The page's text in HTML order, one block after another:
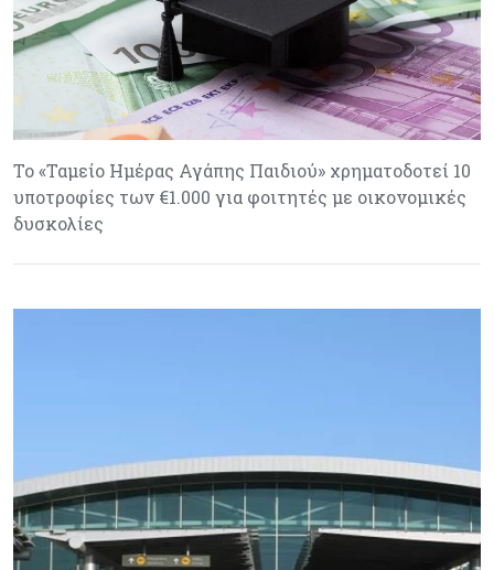
Το «Ταμείο Ημέρας Αγάπης Παιδιού» χρηματοδοτεί 10
υποτροφίες των €1.000 για φοιτητές με οικονομικές
δυσκολίες